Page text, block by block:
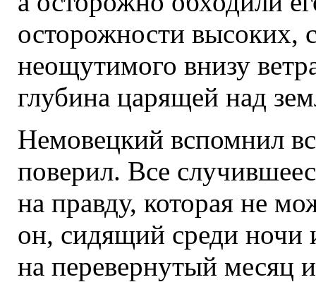
осторожности высоких,
неощутимого внизу
глубина царящей над
Немовецкий вспомнил
поверил. Все
на правду, которая не
он, сидящий среди ночи
на перевернутый месяц